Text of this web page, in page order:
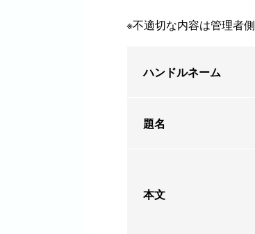
※不適切な内容は管理者
ハンドルネーム
題名
本文